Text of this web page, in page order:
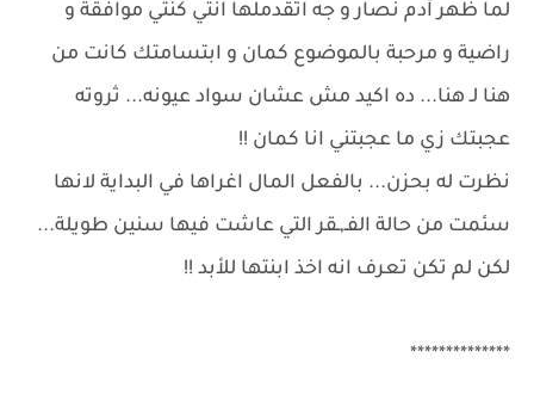
لما ظهر آدم نصار و جه اتقدملها انتي كنتي موافقة و
راضية و مرحبة بالموضوع كمان و ابتسامتك كانت من
هنا لـ هنا... ده اكيد مش عشان سواد عيونه... ثروته
عجبتك زي ما عجبتني انا كمان !!
نظرت له بحزن... بالفعل المال اغراها في البداية لانها
سئمت من حالة الفـ,ـقر التي عاشت فيها سنين طويلة...
لكن لم تكن تعرف انه اخذ ابنتها للأبد !!
**************